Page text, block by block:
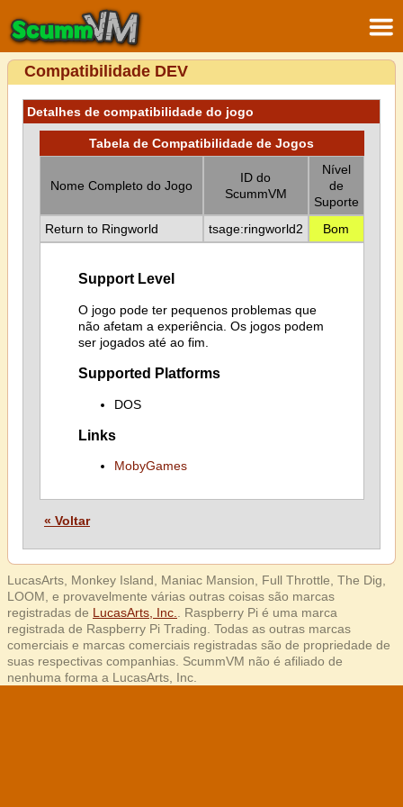
Compatibilidade DEV
Detalhes de compatibilidade do jogo
Tabela de Compatibilidade de Jogos
Nome Completo do Jogo
ID do
ScummVM
Nível
de
Suporte
Return to Ringworld
tsage:ringworld2 Bom
Support Level
O jogo pode ter pequenos problemas que
não afetam a experiência. Os jogos podem
ser jogados até ao fim.
Supported Platforms
DOS
Links
MobyGames
« Voltar
LucasArts, Monkey Island, Maniac Mansion, Full Throttle, The Dig,
LOOM, e provavelmente várias outras coisas são marcas
registradas de LucasArts, Inc.
. Raspberry Pi é uma marca
registrada de Raspberry Pi Trading. Todas as outras marcas
comerciais e marcas comerciais registradas são de propriedade de
suas respectivas companhias. ScummVM não é afiliado de
nenhuma forma a LucasArts, Inc.